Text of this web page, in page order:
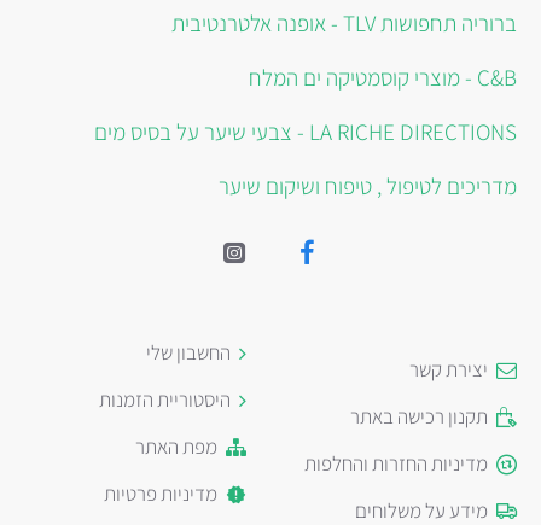
ברוריה תחפושות TLV - אופנה אלטרנטיבית
C&B - מוצרי קוסמטיקה ים המלח
LA RICHE DIRECTIONS - צבעי שיער על בסיס מים
מדריכים לטיפול , טיפוח ושיקום שיער
יצירת קשר
תקנון רכישה באתר
מדיניות החזרות והחלפות
מידע על משלוחים
החשבון שלי
היסטוריית הזמנות
מפת האתר
מדיניות פרטיות